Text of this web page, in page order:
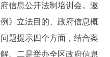
信息公开法制培训会。邀
》立法目的、政府信息概
题提示四个方面，结合案
。二是举办全区政府信息